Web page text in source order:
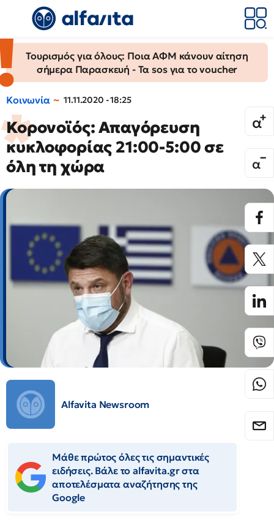
Τουρισμός για όλους: Ποια ΑΦΜ κάνουν αίτηση
σήμερα Παρασκευή - Τα sos για το voucher
Κοινωνία 11.11.2020 - 18:25
Κορονοϊός: Απαγόρευση
κυκλοφορίας 21:00-5:00 σε
όλη τη χώρα
Alfavita Newsroom
Μάθε πρώτος όλες τις σημαντικές
ειδήσεις. Βάλε το alfavita.gr στα
αποτελέσματα αναζήτησης της
Google